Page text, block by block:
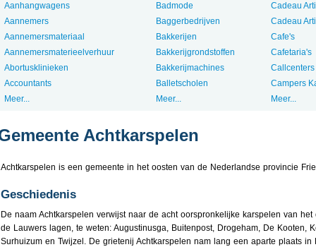
Aanhangwagens
Aannemers
Aannemersmateriaal
Aannemersmaterieelverhuur
Abortusklinieken
Accountants
Meer...
Badmode
Baggerbedrijven
Bakkerijen
Bakkerijgrondstoffen
Bakkerijmachines
Balletscholen
Meer...
Cadeau
Cadeau
Cafe's
Cafetaria's
Callcenters
Campers
Meer...
Achtkarspelen
Achtkarspelen is een gemeente in het oosten van de Nederlandse provincie
Geschiedenis
De naam Achtkarspelen verwijst naar de acht oorspronkelijke karspelen van
de Lauwers lagen, te weten: Augustinusga, Buitenpost, Drogeham, De Kooten,
Surhuizum en Twijzel. De grietenij Achtkarspelen nam lang een aparte plaats in